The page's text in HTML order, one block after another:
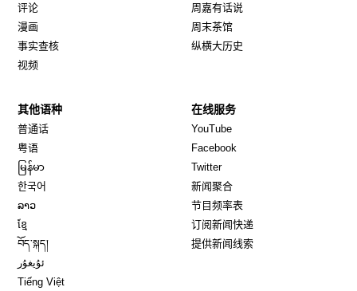
评论
漫画
事实查核
视频
周嘉有话说
周末茶馆
纵横大历史
其他语种
普通话
粤语
မြန်မာ
한국어
ລາວ
ខ្មែ
བོད་སྐད།
ئۇيغۇر
Tiếng Việt
在线服务
YouTube
Facebook
TwitterOpens in new window
新闻聚合
节目频率表
订阅新闻快递
提供新闻线索